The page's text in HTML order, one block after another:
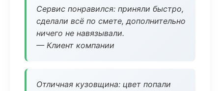
Сервис понравился: приняли быстро,
сделали всё по смете, дополнительно
ничего не навязывали.
— Клиент компании
Отличная кузовщина: цвет попали